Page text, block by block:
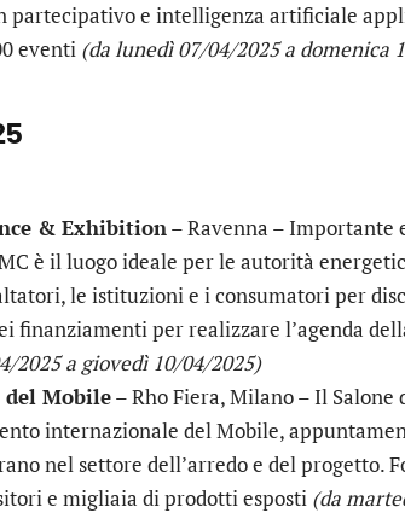
partecipativo e intelligenza artificiale
eventi (da lunedì 07/04/2025 a domenica
& Exhibition– Ravenna – Importante
è il luogo ideale per le autorità
le istituzioni e i consumatori per
finanziamenti per realizzare l’agenda
2025 a giovedì 10/04/2025)
del Mobile– Rho Fiera, Milano – Il
internazionale del Mobile,
nel settore dell’arredo e del progetto.
e migliaia di prodotti esposti (da